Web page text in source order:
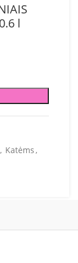
l
, Katėms ,